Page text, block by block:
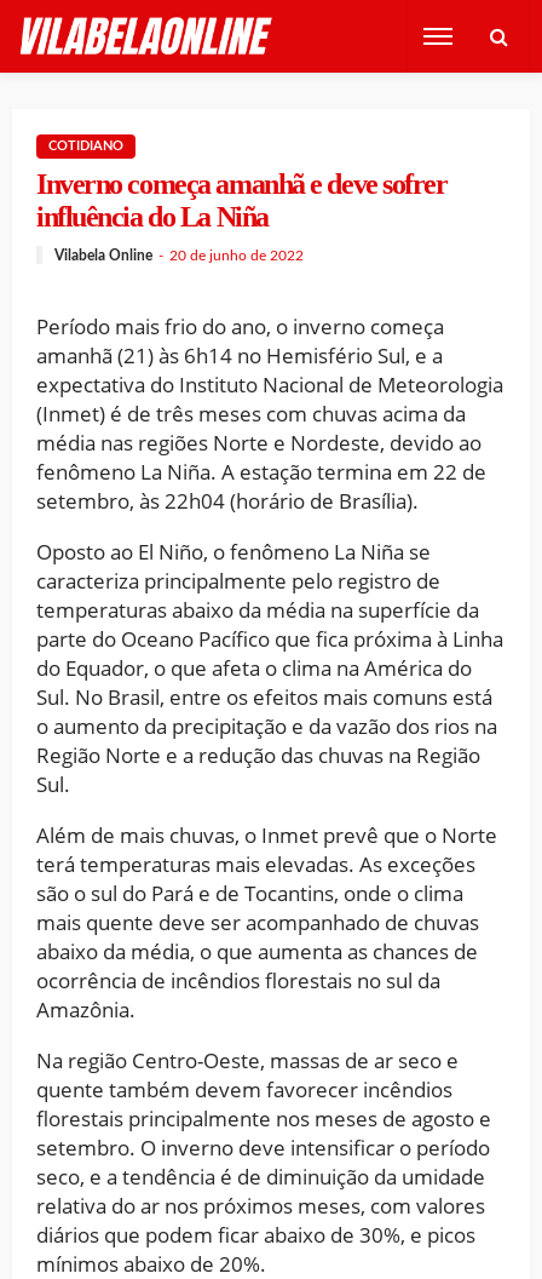
COTIDIANO
Inverno começa amanhã e deve sofrer
influência do La Niña
Vilabela Online 20 de junho de 2022
Período mais frio do ano, o inverno começa
amanhã (21) às 6h14 no Hemisfério Sul, e a
expectativa do Instituto Nacional de Meteorologia
(Inmet) é de três meses com chuvas acima da
média nas regiões Norte e Nordeste, devido ao
fenômeno La Niña. A estação termina em 22 de
setembro, às 22h04 (horário de Brasília).
Oposto ao El Niño, o fenômeno La Niña se
caracteriza principalmente pelo registro de
temperaturas abaixo da média na superfície da
parte do Oceano Pacífico que fica próxima à Linha
do Equador, o que afeta o clima na América do
Sul. No Brasil, entre os efeitos mais comuns está
o aumento da precipitação e da vazão dos rios na
Região Norte e a redução das chuvas na Região
Sul.
Além de mais chuvas, o Inmet prevê que o Norte
terá temperaturas mais elevadas. As exceções
são o sul do Pará e de Tocantins, onde o clima
mais quente deve ser acompanhado de chuvas
abaixo da média, o que aumenta as chances de
ocorrência de incêndios florestais no sul da
Amazônia.
Na região Centro-Oeste, massas de ar seco e
quente também devem favorecer incêndios
florestais principalmente nos meses de agosto e
setembro. O inverno deve intensificar o período
seco, e a tendência é de diminuição da umidade
relativa do ar nos próximos meses, com valores
diários que podem ficar abaixo de 30%, e picos
mínimos abaixo de 20%.